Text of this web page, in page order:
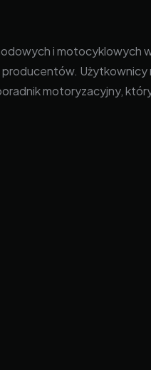
i
motoryzacyjny,